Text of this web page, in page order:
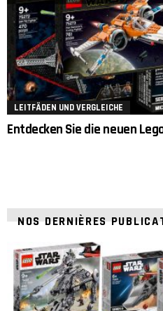
LEITFÄDEN UND VERGLEICHE
Entdecken Sie die neuen
NOS DERNIÈRES